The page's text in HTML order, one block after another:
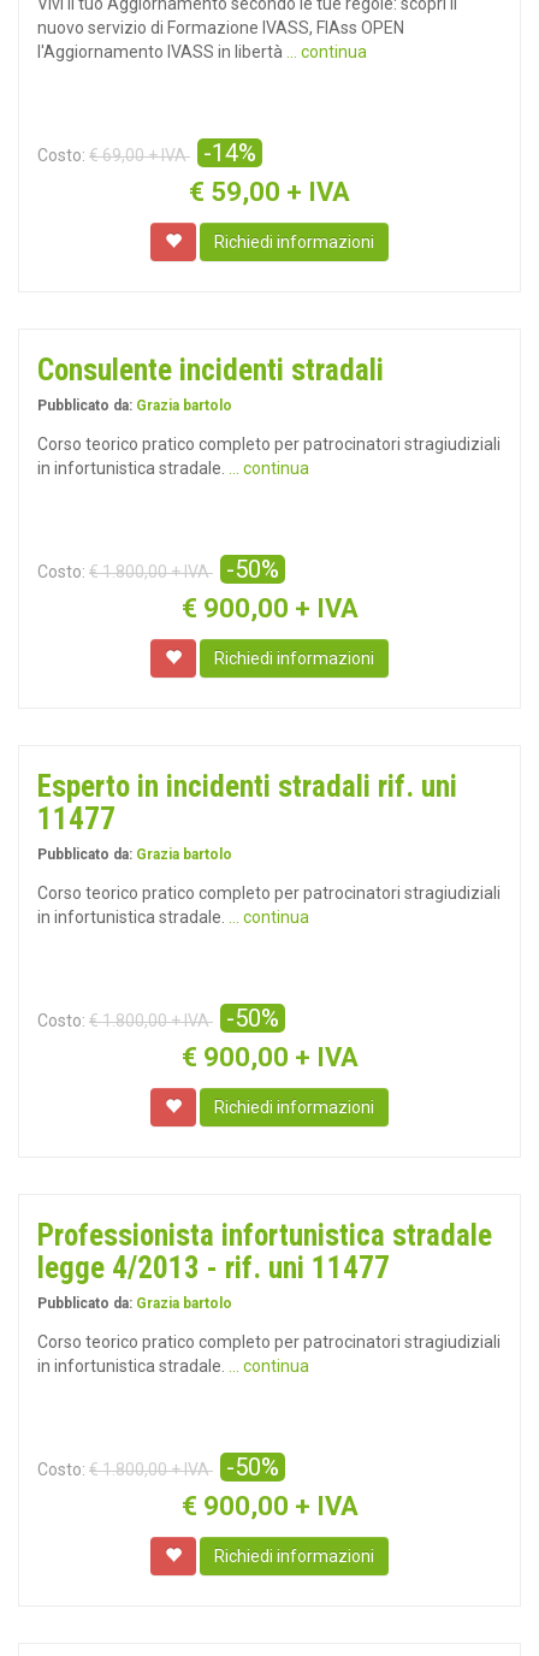
nuovo servizio di Formazione IVASS, FIAss OPEN
l'Aggiornamento IVASS in libertà
... continua
Costo: € 69,00 + IVA -14%
€ 59,00 + IVA
Richiedi informazioni
Consulente incidenti stradali
Pubblicato da: Grazia bartolo
Corso teorico pratico completo per patrocinatori stragiudiziali
in infortunistica stradale.
... continua
Costo: € 1.800,00 + IVA -50%
€ 900,00 + IVA
Richiedi informazioni
Esperto in incidenti stradali rif. uni
11477
Pubblicato da: Grazia bartolo
Corso teorico pratico completo per patrocinatori stragiudiziali
in infortunistica stradale.
... continua
Costo: € 1.800,00 + IVA -50%
€ 900,00 + IVA
Richiedi informazioni
Professionista infortunistica stradale
legge 4/2013 - rif. uni 11477
Pubblicato da: Grazia bartolo
Corso teorico pratico completo per patrocinatori stragiudiziali
in infortunistica stradale.
... continua
Costo: € 1.800,00 + IVA -50%
€ 900,00 + IVA
Richiedi informazioni